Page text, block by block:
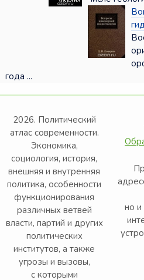
года ...
2026. Политический
атлас современности.
Экономика,
социология, история,
внешняя и внутренняя
политика, особенности
функционирования
различных ветвей
власти, партий и других
политических
институтов, а также
угрозы и вызовы,
с которыми
но и